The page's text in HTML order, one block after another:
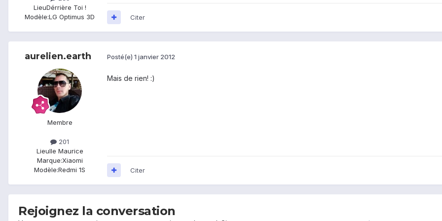
LieuDérrière Toi !
Modèle:LG Optimus 3D Citer
aurelien.earth
Membre
201
LieuIle Maurice
Marque:Xiaomi
Modèle:Redmi 1S
Posté(e) 1 janvier 2012
Mais de rien! :)
Citer
Rejoignez la conversation